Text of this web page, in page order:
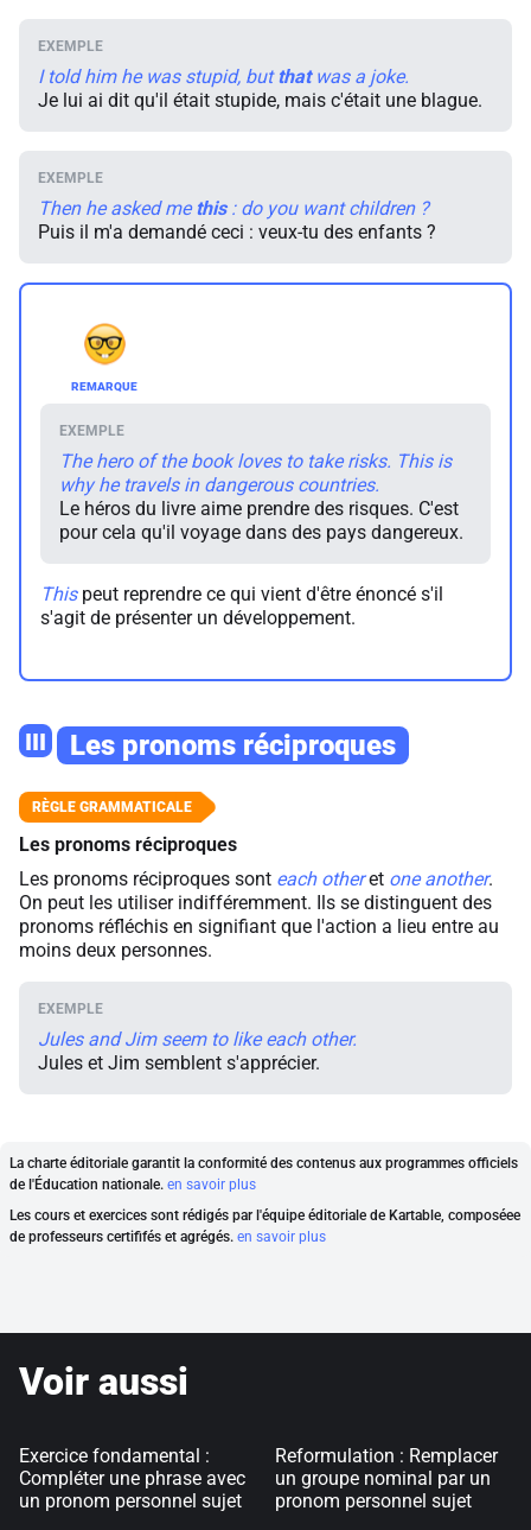
I told him he was stupid, butthatwas a joke.
Je lui ai dit qu'il était stupide, mais c'était une blague.
Then he asked methis: do you want children ?
Puis il m'a demandé ceci : veux-tu des enfants ?
The hero of the book loves to take risks. This is
why he travels in dangerous countries.
Le héros du livre aime prendre des risques. C'est
pour cela qu'il voyage dans des pays dangereux.
Thispeut reprendre ce qui vient d'être énoncé s'il
s'agit de présenter un développement.
III Les pronoms réciproques
Les pronoms réciproques
Les pronoms réciproques sont each otheret one another.
On peut les utiliser indifféremment. Ils se distinguent des
pronoms réfléchis en signifiant que l'action a lieu entre au
moins deux personnes.
Jules and Jim seem to like each other.
Jules et Jim semblent s'apprécier.
La charte éditoriale garantit la conformité des contenus aux programmes officiels
de l'Éducation nationale. en savoir plus
Les cours et exercices sont rédigés par l'équipe éditoriale de Kartable, composéee
de professeurs certififés et agrégés. en savoir plus
Voir aussi
Exercice fondamental :
Compléter une phrase avec
un pronom personnel sujet
Reformulation : Remplacer
un groupe nominal par un
pronom personnel sujet